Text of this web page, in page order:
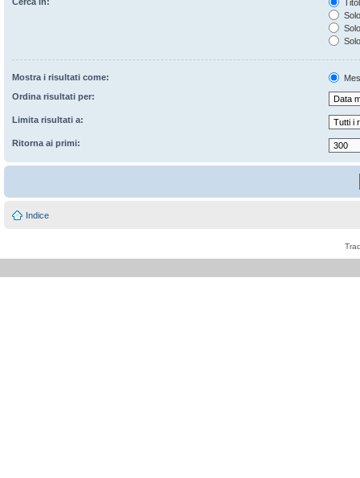
Mostra i risultati come:
Ordina risultati per:
Limita risultati a:
Ritorna ai primi:
Indice